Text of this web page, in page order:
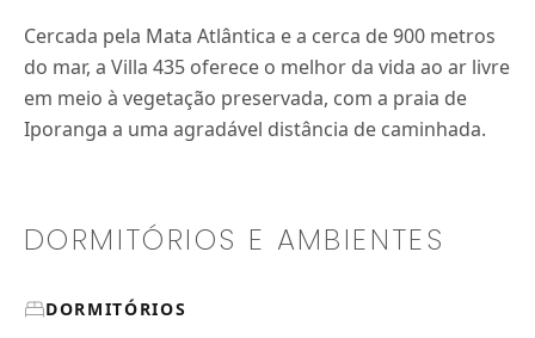
Cercada pela Mata Atlântica e a cerca de 900 metros
do mar, a Villa 435 oferece o melhor da vida ao ar livre
em meio à vegetação preservada, com a praia de
Iporanga a uma agradável distância de caminhada.
DORMITÓRIOS E AMBIENTES
DORMITÓRIOS